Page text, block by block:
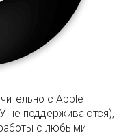
с Apple
не поддерживаются),
с любыми